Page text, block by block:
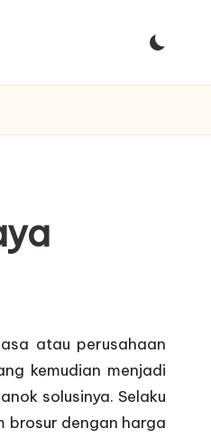
atau perusahaan
kemudian menjadi
solusinya. Selaku
brosur dengan harga